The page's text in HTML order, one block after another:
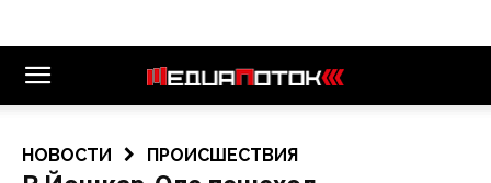
НОВОСТИ ПРОИСШЕСТВИЯ